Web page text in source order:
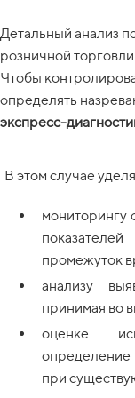
Детальный анализ
розничной
Чтобы
определять
экспресс-
В этом случае
мониторингу
промежуток
анализу
принимая во
оценке
определение
при